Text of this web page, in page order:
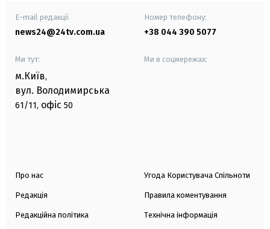
E-mail редакції
news24@24tv.com.ua
Номер телефону:
+38 044 390 5077
Ми тут:
м.Київ,
вул. Володимирська
61/11, офіс 50
Ми в соцмережах:
Про нас
Редакція
Редакційна політика
Угода Користувача Спільноти
Правила коментування
Технічна інформація